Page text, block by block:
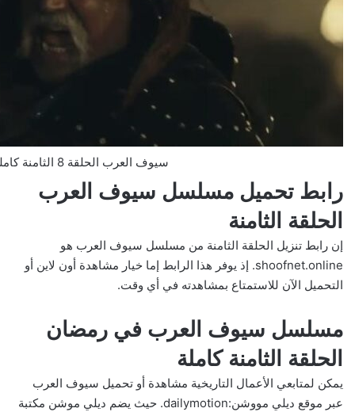
سيوف العرب الحلقة 8 الثامنة كاملة 2025 بدقة عالية
رابط تحميل مسلسل سيوف العرب
الحلقة الثامنة
إن رابط تنزيل الحلقة الثامنة من مسلسل سيوف العرب هو
shoofnet.online. إذ يوفر هذا الرابط إما خيار مشاهدة أون لاين أو
التحميل الآن للاستمتاع بمشاهدته في أي وقت.
مسلسل سيوف العرب في رمضان
الحلقة الثامنة كاملة
يمكن لمتابعي الأعمال التاريخية مشاهدة أو تحميل سيوف العرب
عبر موقع ديلي مووشن:dailymotion. حيث يضم ديلي موشن مكتبة